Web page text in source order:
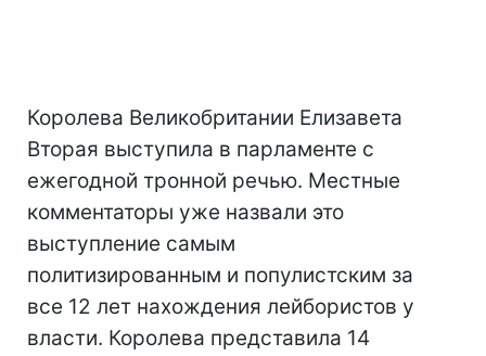
Королева Великобритании Елизавета
Вторая выступила в парламенте с
ежегодной тронной речью. Местные
комментаторы уже назвали это
выступление самым
политизированным и популистским за
все 12 лет нахождения лейбористов у
власти. Королева представила 14